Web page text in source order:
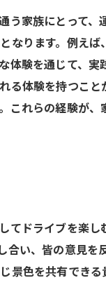
家族にとって
ります。例え
験を通じて、
体験を持つこ
これらの経験が
ドライブを楽
い、皆の意見を
色を共有でき